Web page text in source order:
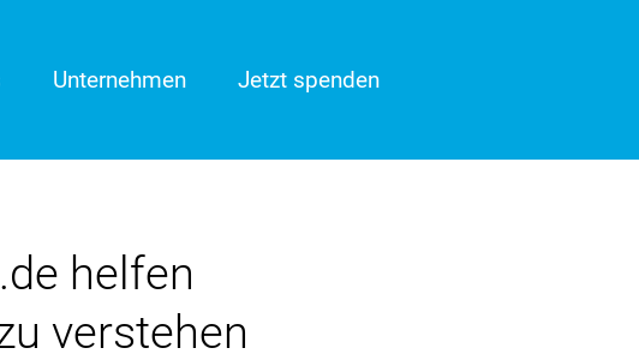
Unternehmen Jetzt spenden
helfen
verstehen